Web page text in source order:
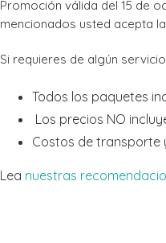
Promoción válida del 15 de
mencionados usted acepta
Si requieres de algún
Todos los paquetes
Los precios NO
Costos de transporte
Lea nuestras